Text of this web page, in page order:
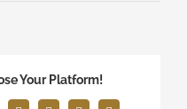
Your Platform!